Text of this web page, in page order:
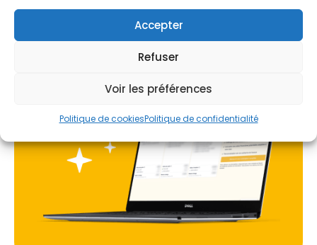
Accepter
Refuser
Voir les préférences
Politique de cookiesPolitique de confidentialité
système moderne qui puise l'énergie gratuite
dans l'environnement. Que vous résidiez à
Malemort, Donzenac ou dans les communes
limitrophes de la Creuse et du Cantal, l'adaptation
faire face aux fortes pluviométries et aux baisses
de températures hivernales. PPF accompagne les
habitants dans cette transition, en proposant des
solutions sur mesure qui respectent l'esthétique
des bâtis anciens tout en répondant aux normes
thermiques actuelles.
Contactez-nous maintenant
pour maximiser vos aides !